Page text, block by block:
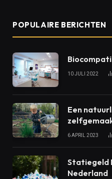
POPULAIRE BERICHTEN
10 JULI 2022
Een
6 APRIL 2023
Statiegeld
Nederland